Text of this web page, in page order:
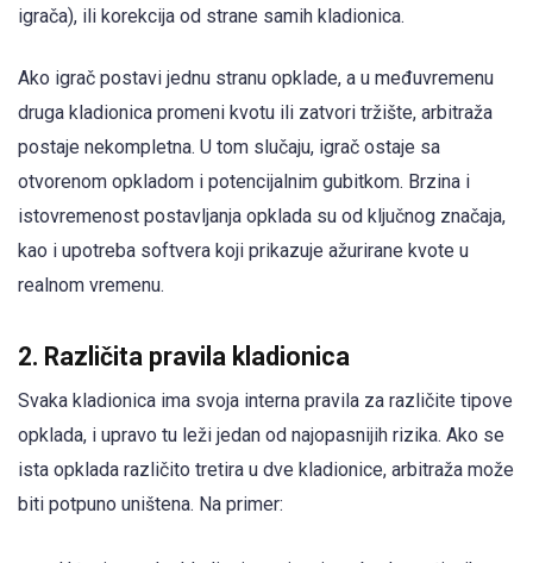
igrača), ili korekcija od strane samih kladionica.
Ako igrač postavi jednu stranu opklade, a u međuvremenu
druga kladionica promeni kvotu ili zatvori tržište, arbitraža
postaje nekompletna. U tom slučaju, igrač ostaje sa
otvorenom opkladom i potencijalnim gubitkom. Brzina i
istovremenost postavljanja opklada su od ključnog značaja,
kao i upotreba softvera koji prikazuje ažurirane kvote u
realnom vremenu.
2. Različita pravila kladionica
Svaka kladionica ima svoja interna pravila za različite tipove
opklada, i upravo tu leži jedan od najopasnijih rizika. Ako se
ista opklada različito tretira u dve kladionice, arbitraža može
biti potpuno uništena. Na primer: